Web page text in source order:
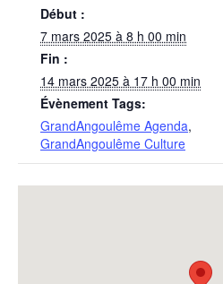
Début :
7 mars 2025 à 8 h 00 min
Fin :
14 mars 2025 à 17 h 00 min
Évènement Tags:
GrandAngoulême Agenda,
GrandAngoulême Culture